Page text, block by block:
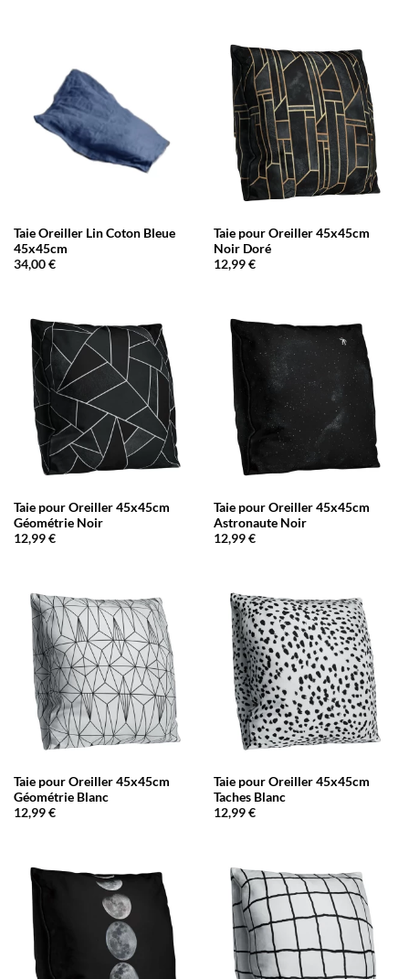
Taie Oreiller Lin Coton Bleue
45x45cm
34,00€
Taie pour Oreiller 45x45cm
Noir Doré
12,99€
Taie pour Oreiller 45x45cm
Géométrie Noir
12,99€
Taie pour Oreiller 45x45cm
Astronaute Noir
12,99€
Taie pour Oreiller 45x45cm
Géométrie Blanc
12,99€
Taie pour Oreiller 45x45cm
Taches Blanc
12,99€